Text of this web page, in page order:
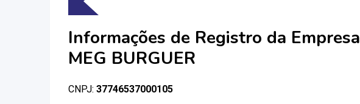
Informações de Registro da Empresa
MEG BURGUER
CNPJ: 37746537000105